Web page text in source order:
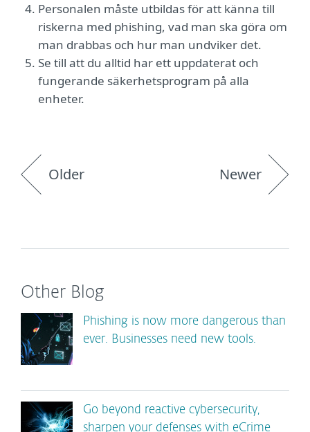
Personalen måste utbildas för att känna till
riskerna med phishing, vad man ska göra om
man drabbas och hur man undviker det.
Se till att du alltid har ett uppdaterat och
fungerande säkerhetsprogram på alla
enheter.
Older Newer
Other Blog
Phishing is now more dangerous than
ever. Businesses need new tools.
Go beyond reactive cybersecurity,
sharpen your defenses with eCrime